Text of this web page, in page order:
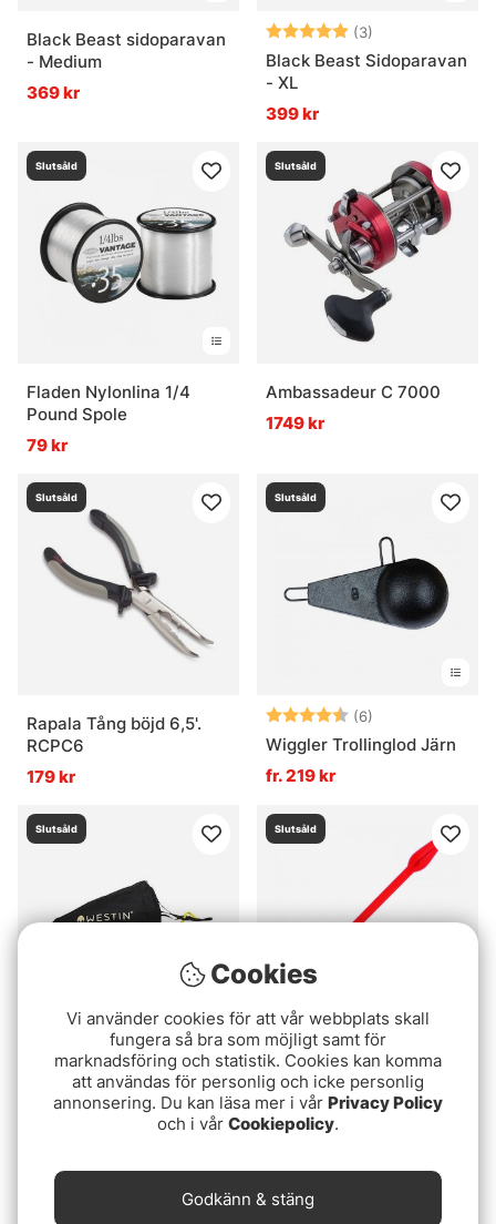
Black Beast sidoparavan
- Medium
369 kr
Betyg: (3)
Black Beast Sidoparavan
- XL
399 kr
Slutsåld
Fladen Nylonlina 1/4
Pound Spole
79 kr
Slutsåld
Ambassadeur C 7000
1749 kr
Slutsåld
Rapala Tång böjd 6,5'.
RCPC6
179 kr
Slutsåld
Betyg: (6)
Wiggler Trollinglod Järn
fr. 219 kr
Slutsåld
Westin W3 Drift Sock
Large Black/High Viz.
Yellow
399 kr
Slutsåld
Betyg: (1)1.0 utav 5
Darts Priest/Kroklossare
45 kr
Cookies
Vi använder cookies för att vår webbplats skall
fungera så bra som möjligt samt för
marknadsföring och statistik. Cookies kan komma
att användas för personlig och icke personlig
annonsering. Du kan läsa mer i vår Privacy Policy
och i vår Cookiepolicy.
Godkänn & stäng